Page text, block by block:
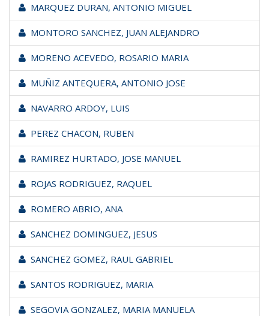
MARQUEZ DURAN, ANTONIO MIGUEL
MONTORO SANCHEZ, JUAN ALEJANDRO
MORENO ACEVEDO, ROSARIO MARIA
MUÑIZ ANTEQUERA, ANTONIO JOSE
NAVARRO ARDOY, LUIS
PEREZ CHACON, RUBEN
RAMIREZ HURTADO, JOSE MANUEL
ROJAS RODRIGUEZ, RAQUEL
ROMERO ABRIO, ANA
SANCHEZ DOMINGUEZ, JESUS
SANCHEZ GOMEZ, RAUL GABRIEL
SANTOS RODRIGUEZ, MARIA
SEGOVIA GONZALEZ, MARIA MANUELA